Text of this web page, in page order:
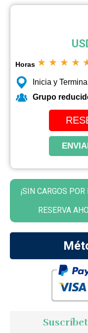
Horas ★ ★ ★ ★
Inicia y
Grupo
¡SIN CARGOS
RESERVA